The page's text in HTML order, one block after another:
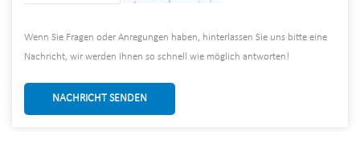
Wenn Sie Fragen oder Anregungen haben, hinterlassen Sie uns bitte eine
Nachricht, wir werden Ihnen so schnell wie möglich antworten!
NACHRICHT SENDEN